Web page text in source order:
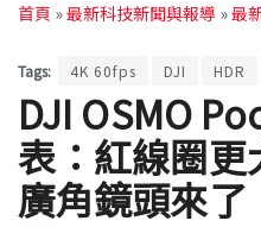
首頁 »最新科技新聞與報導 »最
Tags: 4K 60fps DJI HDR
DJI OSMO
表：紅線圈
廣角鏡頭來了